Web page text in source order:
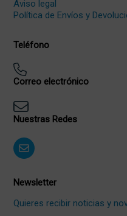
Aviso legal
Política de Envíos y
Teléfono
Correo electrónico
Nuestras Redes
Newsletter
Quieres recibir noticias y